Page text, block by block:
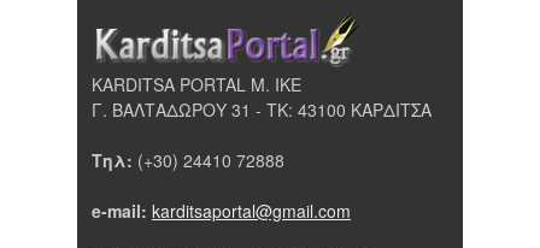
KARDITSA PORTAL Μ. ΙΚΕ
Γ. ΒΑΛΤΑΔΩΡΟΥ 31 - ΤΚ: 43100 ΚΑΡΔΙΤΣΑ
Τηλ: (+30) 24410 72888
e-mail: karditsaportal@gmail.com